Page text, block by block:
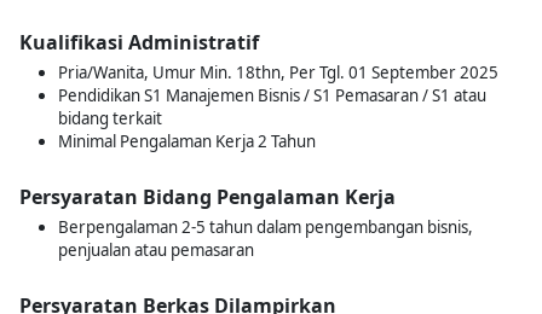
Kualifikasi Administratif
Pria/Wanita, Umur Min. 18thn, Per Tgl. 01 September 2025
Pendidikan S1 Manajemen Bisnis / S1 Pemasaran / S1 atau
bidang terkait
Minimal Pengalaman Kerja 2 Tahun
Persyaratan Bidang Pengalaman Kerja
Berpengalaman 2-5 tahun dalam pengembangan bisnis,
penjualan atau pemasaran
Persyaratan Berkas Dilampirkan